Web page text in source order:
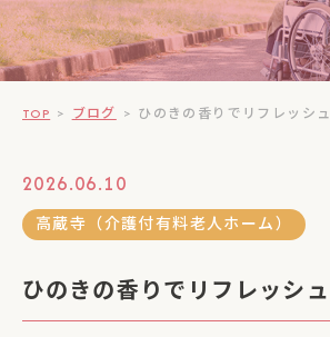
TOP > ブログ > ひのきの香りでリフレッシュ
2026.06.10
高蔵寺（介護付有料老人ホーム）
ひのきの香りでリフレッシュ